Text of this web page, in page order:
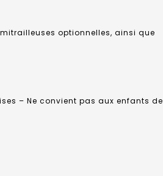
optionnelles, ainsi que
– Ne convient pas aux enfants de